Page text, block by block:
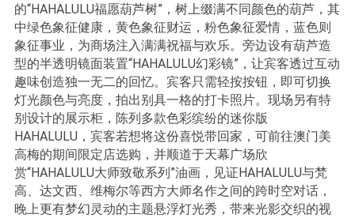
的“HAHALULU福愿葫芦树”，树上缀满不同颜色的葫芦，其
中绿色象征健康，黄色象征财运，粉色象征爱情，蓝色则
象征事业，为商场注入满满祝福与欢乐。旁边设有葫芦造
型的半透明镜面装置“HAHALULU幻彩镜”，让宾客透过互动
趣味创造独一无二的回忆。宾客只需轻按按钮，即可切换
灯光颜色与亮度，拍出别具一格的打卡照片。现场另有特
别设计的展示柜，陈列多款色彩缤纷的迷你版
HAHALULU，宾客若想将这份喜悦带回家，可前往澳门美
高梅的期间限定店选购，并顺道于天幕广场欣
赏“HAHALULU大师致敬系列”油画，见证HAHALULU与梵
高、达文西、维梅尔等西方大师名作之间的跨时空对话，
晚上更有梦幻灵动的主题悬浮灯光秀，带来光影交织的视